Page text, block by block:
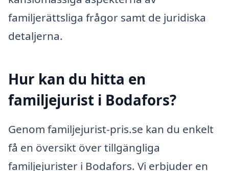
familjerättsliga frågor samt de juridiska
detaljerna.
Hur kan du hitta en
familjejurist i Bodafors?
Genom familjejurist-pris.se kan du enkelt
få en översikt över tillgängliga
familjejurister i Bodafors. Vi erbjuder en